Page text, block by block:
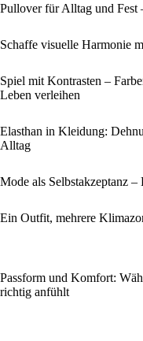
Pullover für Alltag und
Schaffe visuelle Harmonie
Spiel mit Kontrasten –
Leben verleihen
Elasthan in Kleidung:
Alltag
Mode als Selbstakzeptanz
Ein Outfit, mehrere
Passform und Komfort:
richtig anfühlt